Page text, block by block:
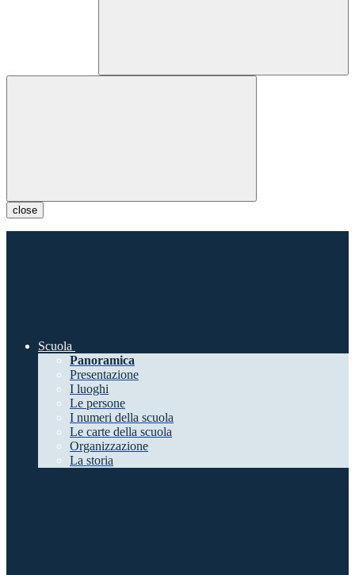
close
Scuola
Panoramica
Presentazione
I luoghi
Le persone
I numeri della scuola
Le carte della scuola
Organizzazione
La storia